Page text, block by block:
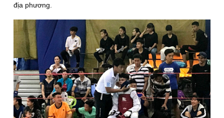
địa phương.